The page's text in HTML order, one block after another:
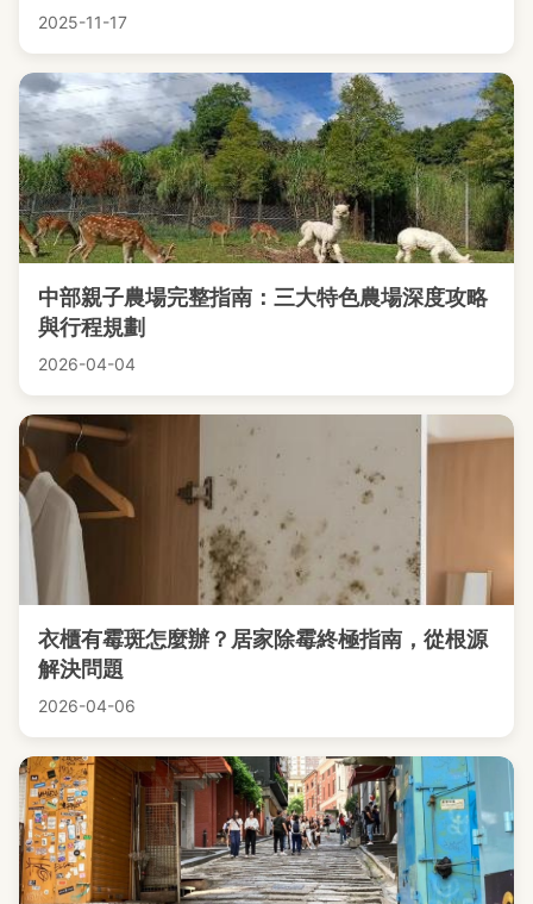
2025-11-17
中部親子農場完整指南：三大特色農場深度攻略
與行程規劃
2026-04-04
衣櫃有霉斑怎麼辦？居家除霉終極指南，從根源
解決問題
2026-04-06